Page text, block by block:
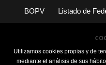
BOPV Listado de
Utilizamos cookies propias y de
mediante el análisis de sus